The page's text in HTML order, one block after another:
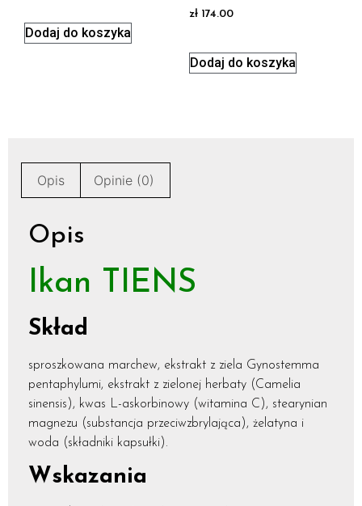
Dodaj do koszyka
zł 174.00
Dodaj do koszyka
Opis Opinie (0)
Opis
Ikan TIENS
Skład
sproszkowana marchew, ekstrakt z ziela Gynostemma
pentaphylumi, ekstrakt z zielonej herbaty (Camelia
sinensis), kwas L-askorbinowy (witamina C), stearynian
magnezu (substancja przeciwzbrylająca), żelatyna i
woda (składniki kapsułki).
Wskazania